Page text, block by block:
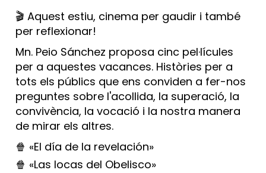
🎬 Aquest estiu, cinema per gaudir i també
per reflexionar!
Mn. Peio Sánchez proposa cinc pel·lícules
per a aquestes vacances. Històries per a
tots els públics que ens conviden a fer-nos
preguntes sobre l'acollida, la superació, la
convivència, la vocació i la nostra manera
de mirar els altres.
🍿 «El día de la revelación»
🍿 «Las locas del Obelisco»